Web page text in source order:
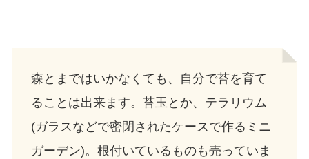
森とまではいかなくても、自分で苔を育て
ることは出来ます。苔玉とか、テラリウム
(ガラスなどで密閉されたケースで作るミニ
ガーデン)。根付いているものも売っていま